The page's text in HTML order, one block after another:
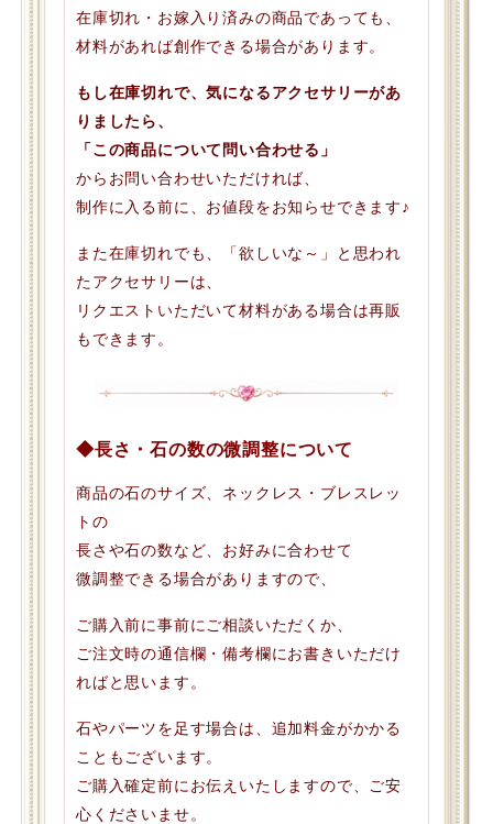
在庫切れ・お嫁入り済みの商品であっても、
材料があれば創作できる場合があります。
もし在庫切れで、気になるアクセサリーがあ
りましたら、
「この商品について問い合わせる」
からお問い合わせいただければ、
制作に入る前に、お値段をお知らせできます♪
また在庫切れでも、「欲しいな～」と思われ
たアクセサリーは、
リクエストいただいて材料がある場合は再販
もできます。
◆長さ・石の数の微調整について
商品の石のサイズ、ネックレス・ブレスレッ
トの
長さや石の数など、お好みに合わせて
微調整できる場合がありますので、
ご購入前に事前にご相談いただくか、
ご注文時の通信欄・備考欄にお書きいただけ
ればと思います。
石やパーツを足す場合は、追加料金がかかる
こともございます。
ご購入確定前にお伝えいたしますので、ご安
心くださいませ。